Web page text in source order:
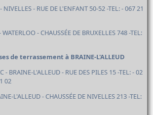
NIVELLES - RUE DE L'ENFANT 50-52 -TEL: - 067 21
- CHAUSSÉE DE BRUXELLES 748 -TEL:
de terrassement à BRAINE-L'ALLEUD
- BRAINE-L'ALLEUD - RUE DES PILES 15 -TEL: - 02
02
L'ALLEUD - CHAUSSÉE DE NIVELLES 213 -TEL: